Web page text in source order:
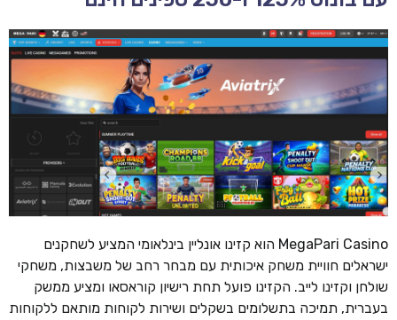
MegaPari Casino הוא קזינו אונליין בינלאומי המציע לשחקנים
ישראלים חוויית משחק איכותית עם מבחר רחב של משבצות, משחקי
שולחן וקזינו לייב. הקזינו פועל תחת רישיון קוראסאו ומציע ממשק
בעברית, תמיכה בתשלומים בשקלים ושירות לקוחות מותאם ללקוחות